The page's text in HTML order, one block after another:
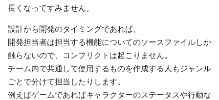
長くなってすみません。
設計から開発のタイミングであれば、
開発担当者は担当する機能についてのソースファイルしか
触らないので、コンフリクトは起こりません。
チーム内で共通して使用するものを作成する人もジャンル
ごとで分けて担当したりします。
例えばゲームであればキャラクターのステータスや行動な